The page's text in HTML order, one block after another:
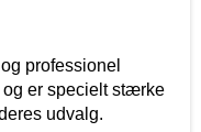
professionel
og er specielt stærke
udvalg.